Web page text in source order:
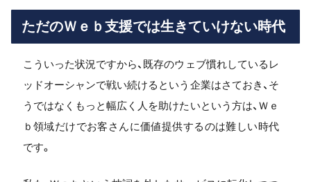
ただのＷｅｂ支援では生きていけない時代
こういった状況ですから、既存のウェブ慣れしているレ
ッドオーシャンで戦い続けるという企業はさておき、そ
うではなくもっと幅広く人を助けたいという方は、Ｗｅ
ｂ領域だけでお客さんに価値提供するのは難しい時代
です。